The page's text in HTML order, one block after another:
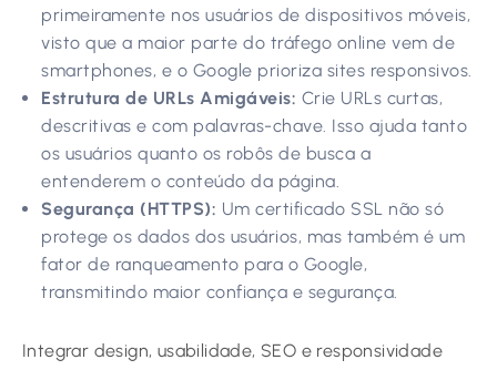
primeiramente nos usuários de dispositivos móveis,
visto que a maior parte do tráfego online vem de
smartphones, e o Google prioriza sites responsivos.
Estrutura de URLs Amigáveis: Crie URLs curtas,
descritivas e com palavras-chave. Isso ajuda tanto
os usuários quanto os robôs de busca a
entenderem o conteúdo da página.
Segurança (HTTPS): Um certificado SSL não só
protege os dados dos usuários, mas também é um
fator de ranqueamento para o Google,
transmitindo maior confiança e segurança.
Integrar design, usabilidade, SEO e responsividade